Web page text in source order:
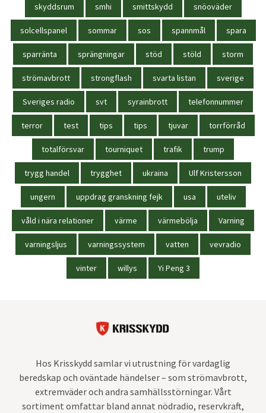
skyddsrum smhi smittskydd snöoväder
solcellspanel sommar sos spannmål spara
sparränta sprängningar stöd stöld storm
strömavbrott strongflash svarta listan sverige
Sveriges radio svt syrainbrott telefonnummer
terror test tips tips tjuvar torrförråd
totalförsvar tourniquet trafik trump
trygg handel trygghet ukraina Ulf Kristersson
ungern uppdrag granskning fejk usa uteliv
våld i nära relationer värme värmebölja Varning
varningsljus varningssystem vatten vevradio
vinter willys Yi Peng 3
Hos Krisskydd samlar vi utrustning för vardaglig
beredskap och oväntade händelser – som strömavbrott,
extremväder och andra samhällsstörningar. Vårt
sortiment omfattar bland annat nödradio, reservkraft,